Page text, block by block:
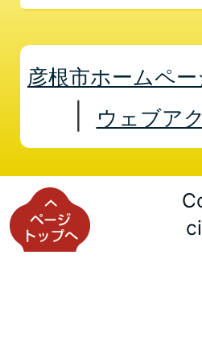
彦根市ホームペ
ウェブア